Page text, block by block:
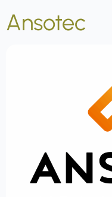
Ansotec